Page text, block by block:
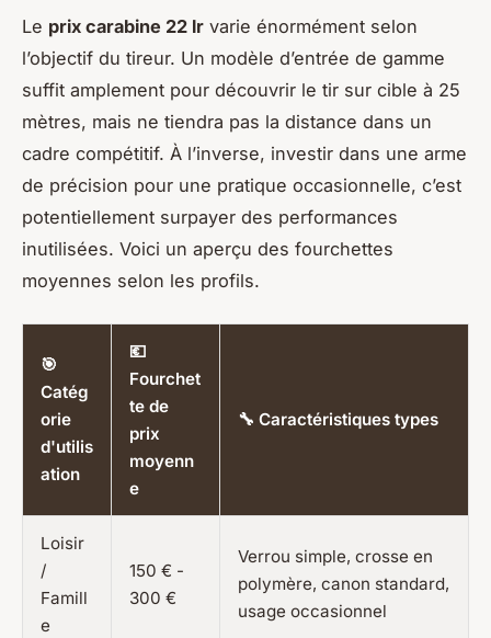
Le prix carabine 22 lr varie énormément selon
l’objectif du tireur. Un modèle d’entrée de gamme
suffit amplement pour découvrir le tir sur cible à 25
mètres, mais ne tiendra pas la distance dans un
cadre compétitif. À l’inverse, investir dans une arme
de précision pour une pratique occasionnelle, c’est
potentiellement surpayer des performances
inutilisées. Voici un aperçu des fourchettes
moyennes selon les profils.
🎯
Catég
orie
d'utilis
ation
💶
Fourchet
te de
prix
moyenn
e
🔧 Caractéristiques types
Loisir
/
Famill
e
150 € -
300 €
Verrou simple, crosse en
polymère, canon standard,
usage occasionnel